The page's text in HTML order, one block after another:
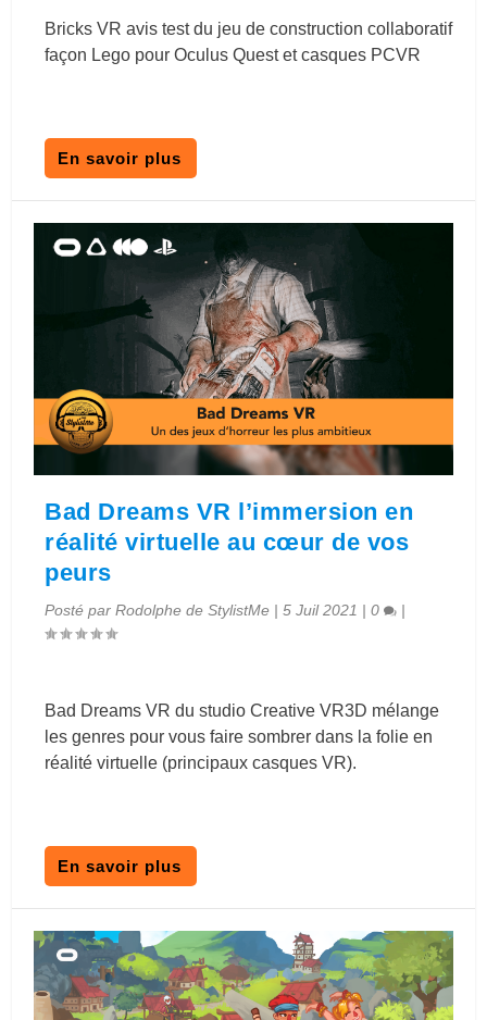
Bricks VR avis test du jeu de construction collaboratif
façon Lego pour Oculus Quest et casques PCVR
En savoir plus
Bad Dreams VR l’immersion en
réalité virtuelle au cœur de vos
peurs
Posté parRodolphe de StylistMe |5 Juil 2021 |0 |
Bad Dreams VR du studio Creative VR3D mélange
les genres pour vous faire sombrer dans la folie en
réalité virtuelle (principaux casques VR).
En savoir plus